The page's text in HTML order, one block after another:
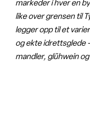
markeder i hver en
like over grensen til
legger opp til et
og ekte idrettsglede
mandler, glühwein